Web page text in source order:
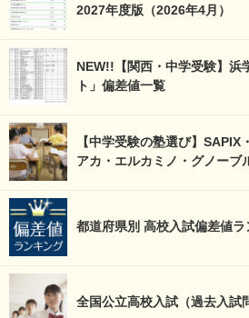
2027年度版（2026年4月）
NEW!!【関西・中学受験】浜
ト」偏差値一覧
【中学受験の塾選び】
アカ・エルカミノ・グノーブ
都道府県別 高校入試偏差値ラ
全国公立高校入試（過去入試